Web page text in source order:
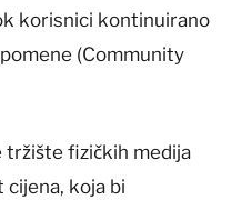
korisnici kontinuirano
(Community
tržište fizičkih medija
koja bi